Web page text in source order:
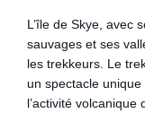
L’île de Skye, avec
sauvages et ses
les trekkeurs. Le
un spectacle
l’activité volcanique